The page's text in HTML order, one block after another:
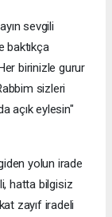
sevgili
baktıkça
birinizle gurur
sizleri
açık eylesin"
yolun irade
hatta bilgisiz
zayıf iradeli